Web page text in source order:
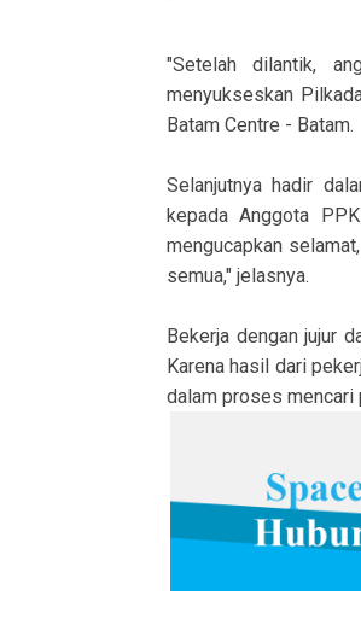
"Setelah dilantik,
menyukseskan
Batam Centre - Batam.
Selanjutnya hadir
kepada Anggota
mengucapkan
semua," jelasnya.
Bekerja dengan jujur
Karena hasil dari
dalam proses mencari